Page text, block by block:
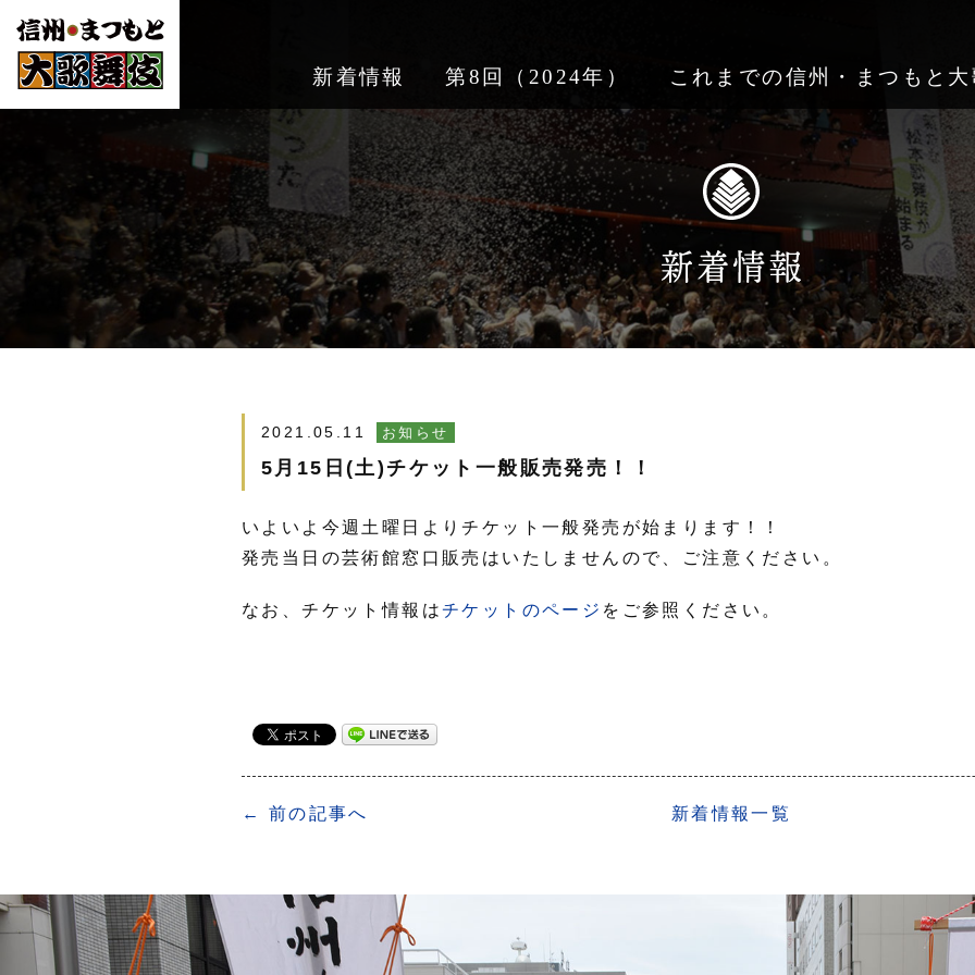
新着情報 第8回（2024年） これまでの信州・まつもと
2021.05.11 お知らせ
5月15日(土)チケット一般販売発売！！
いよいよ今週土曜日よりチケット一般発売が始まります！！
発売当日の芸術館窓口販売はいたしませんので、ご注意ください。
なお、チケット情報はチケットのページ をご参照ください。
← 前の記事へ 新着情報一覧